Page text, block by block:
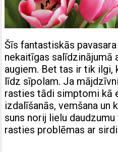
Šīs fantastiskās
nekaitīgas salīdzinājumā
augiem. Bet tas ir tik ilgi,
līdz sīpolam. Ja
rasties tādi simptomi kā
izdalīšanās, vemšana un
suns norij lielu
rasties problēmas ar